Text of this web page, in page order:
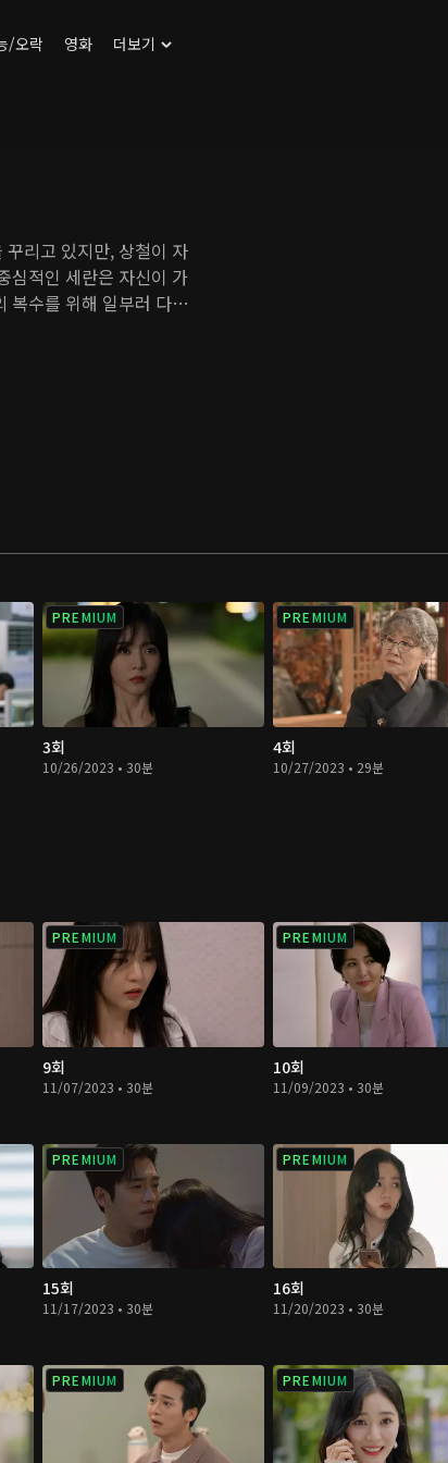
/오락 영화 더보기
리고 있지만, 상철이 자
심적인 세란은 자신이 가
복수를 위해 일부러 다정
다른 복수로 이어진
칼날을 세운 복수의 상
PREMIUM
3회
10/26/2023 • 30분
PREMIUM
4회
10/27/2023 • 29분
PREMIUM
9회
11/07/2023 • 30분
PREMIUM
10회
11/09/2023 • 30분
PREMIUM
15회
11/17/2023 • 30분
PREMIUM
16회
11/20/2023 • 30분
PREMIUM PREMIUM